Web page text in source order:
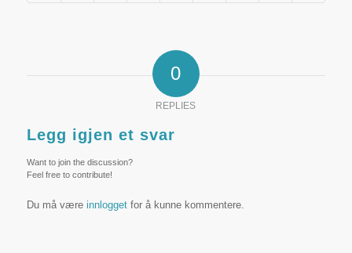
0
REPLIES
Legg igjen et svar
Want to join the discussion?
Feel free to contribute!
Du må være innloggetfor å kunne kommentere.